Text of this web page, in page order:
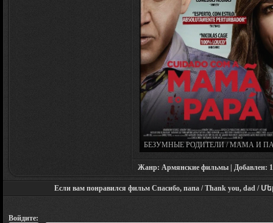
БЕЗУМНЫЕ РОДИТЕЛИ / МАМА И
MOM AND DAD (2017)
Жанр: Армянские фильмы | Добавлен:
Если вам понравился фильм Спасибо, папа / Thank you, dad /
Войдите: